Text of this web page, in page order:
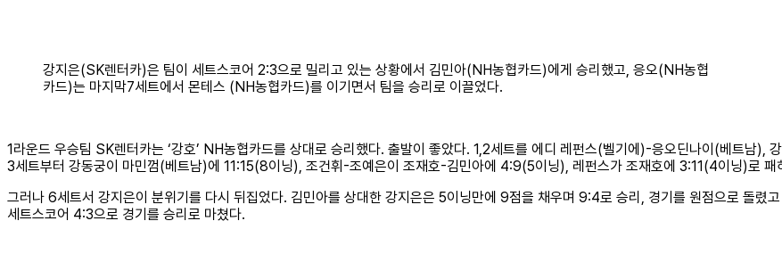
강지은(SK렌터카)은 팀이 세트스코어 2:3으로 밀리고 있는 상황에서 김민아(NH농협카드)에게 승리했고, 응오(NH농협
카드)는 마지막7세트에서 몬테스 (NH농협카드)를 이기면서 팀을 승리로 이끌었다.
1라운드 우승팀 SK렌터카는 ‘강호’ NH농협카드를 상대로 승리했다. 출발이 좋았다. 1,2세트를 에디 레펀스(벨기에)-응오딘나이(베트남
3세트부터 강동궁이 마민껌(베트남)에 11:15(8이닝), 조건휘-조예은이 조재호-김민아에 4:9(5이닝), 레펀스가 조재호에 3:11(4이닝)로 패
그러나 6세트서 강지은이 분위기를 다시 뒤집었다. 김민아를 상대한 강지은은 5이닝만에 9점을 채우며 9:4로 승리, 경기를 원점으로 돌렸
세트스코어 4:3으로 경기를 승리로 마쳤다.